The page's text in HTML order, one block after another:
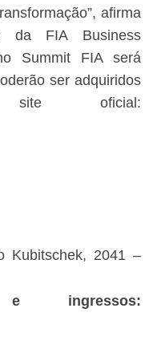
afirma
da FIA Business
Summit FIA será
ser adquiridos
site oficial:
Kubitschek, 2041 –
ingressos: